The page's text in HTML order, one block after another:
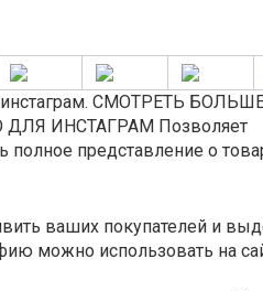
инстаграм. СМОТРЕТЬ
ИНСТАГРАМ Позволяет
полное представление о
ваших покупателей и
можно использовать на